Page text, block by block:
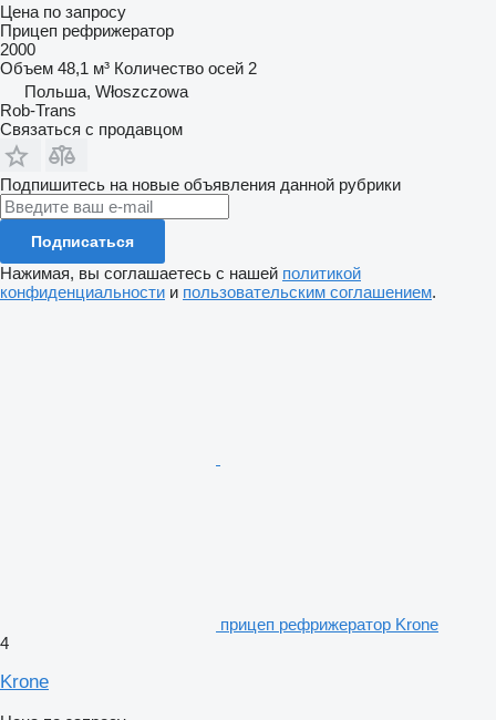
Цена по запросу
Прицеп рефрижератор
2000
Объем 48,1 м³ Количество осей 2
Польша, Włoszczowa
Rob-Trans
Связаться с продавцом
Подпишитесь на новые объявления данной рубрики
Подписаться
Нажимая, вы соглашаетесь с нашей политикой
конфиденциальности и пользовательским соглашением.
прицеп рефрижератор Krone
4
Krone